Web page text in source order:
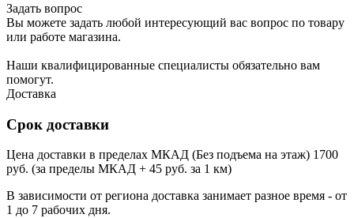
Задать вопрос
Вы можете задать любой интересующий вас вопрос по товару
или работе магазина.
Наши квалифицированные специалисты обязательно вам
помогут.
Доставка
Срок доставки
Цена доставки в пределах МКАД (Без подъема на этаж) 1700
руб. (за пределы МКАД + 45 руб. за 1 км)
В зависимости от региона доставка занимает разное время - от
1 до 7 рабочих дня.